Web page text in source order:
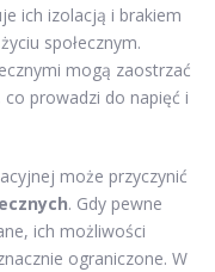
ich izolacją i brakiem
społecznym.
mogą zaostrzać
co prowadzi do napięć i
może przyczynić
. Gdy pewne
ich możliwości
ograniczone. W